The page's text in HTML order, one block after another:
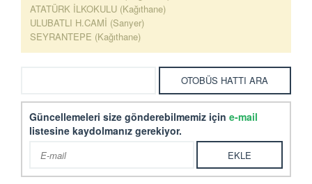
ATATÜRK İLKOKULU (Kağıthane)
ULUBATLI H.CAMİ (Sarıyer)
SEYRANTEPE (Kağıthane)
Güncellemeleri size gönderebilmemiz için e-mail
listesine kaydolmanız gerekiyor.